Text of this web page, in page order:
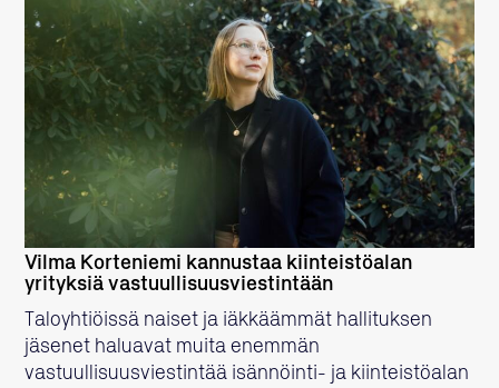
LUE LISÄÄ
Vilma Korteniemi kannustaa kiinteistöalan
yrityksiä vastuullisuusviestintään
Taloyhtiöissä naiset ja iäkkäämmät hallituksen
jäsenet haluavat muita enemmän
vastuullisuusviestintää isännöinti- ja kiinteistöalan